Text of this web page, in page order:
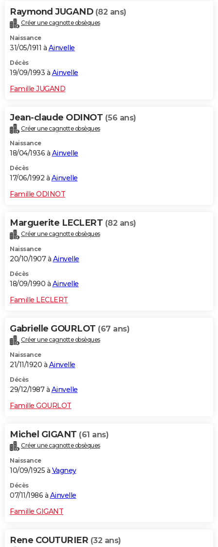
Raymond JUGAND (82 ans)
Créer une cagnotte obsèques
Naissance
31/05/1911 à Ainvelle
Décès
19/09/1993 à Ainvelle
Famille JUGAND
Jean-claude ODINOT (56 ans)
Créer une cagnotte obsèques
Naissance
18/04/1936 à Ainvelle
Décès
17/06/1992 à Ainvelle
Famille ODINOT
Marguerite LECLERT (82 ans)
Créer une cagnotte obsèques
Naissance
20/10/1907 à Ainvelle
Décès
18/09/1990 à Ainvelle
Famille LECLERT
Gabrielle GOURLOT (67 ans)
Créer une cagnotte obsèques
Naissance
21/11/1920 à Ainvelle
Décès
29/12/1987 à Ainvelle
Famille GOURLOT
Michel GIGANT (61 ans)
Créer une cagnotte obsèques
Naissance
10/09/1925 à Vagney
Décès
07/11/1986 à Ainvelle
Famille GIGANT
Rene COUTURIER (32 ans)